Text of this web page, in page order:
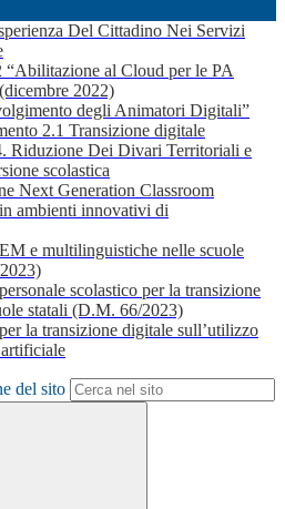
Del Cittadino Nei Servizi
“Abilitazione al Cloud per le PA
2022)
degli Animatori Digitali”
2.1 Transizione digitale
Riduzione Dei Divari Territoriali e
scolastica
Next Generation Classroom
ambienti innovativi di
e multilinguistiche nelle scuole
scolastico per la transizione
statali (D.M. 66/2023)
la transizione digitale sull’utilizzo
del sito